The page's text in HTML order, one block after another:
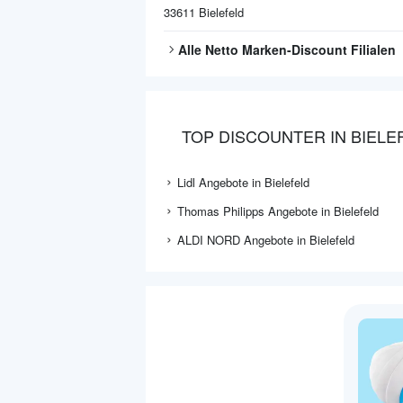
33611 Bielefeld
Alle Netto Marken-Discount Filialen
TOP DISCOUNTER IN
Lidl Angebote in Bielefeld
Thomas Philipps Angebote in Bielefeld
ALDI NORD Angebote in Bielefeld